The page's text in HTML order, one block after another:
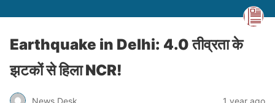
Earthquake in Delhi: 4.0 तीव्रता के
झटकों से हिला NCR!
News Desk 1 year ago